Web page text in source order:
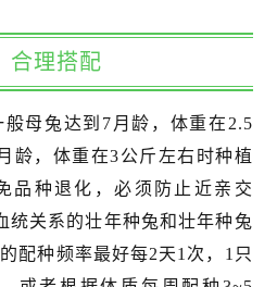
合理搭配
母兔达到7月龄，体重在2.5
龄，体重在3公斤左右时种植
品种退化，必须防止近亲交
统关系的壮年种兔和壮年种兔
配种频率最好每2天1次，1只